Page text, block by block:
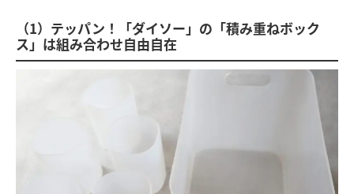
（1）テッパン！「ダイソー」の「積み重ねボック
ス」は組み合わせ自由自在